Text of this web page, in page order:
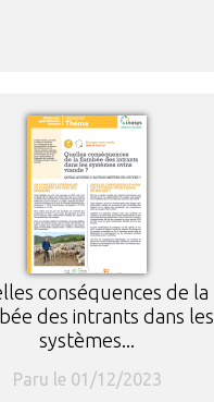
conséquences de la
des intrants dans les
systèmes...
Paru le 01/12/2023